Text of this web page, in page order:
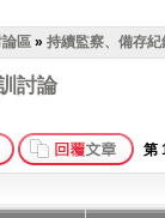
區 » 持續監察、備存
討論
第